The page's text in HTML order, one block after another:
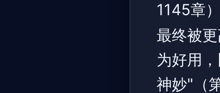
1145章
最终被
为好用
神妙"（